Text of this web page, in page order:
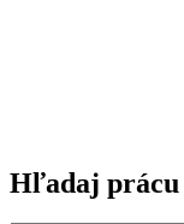
Hľadaj prácu